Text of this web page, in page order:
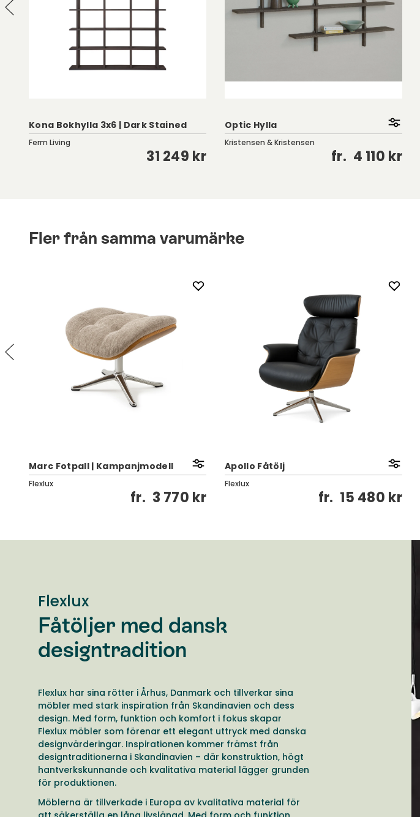
Kona Bokhylla 3x6 | Dark Stained
Ferm Living
31 249 kr
Optic Hylla
Kristensen & Kristensen
fr. 4 110 kr
Fler från samma varumärke
Marc Fotpall | Kampanjmodell
Flexlux
fr. 3 770 kr
Apollo Fåtölj
Flexlux
fr. 15 480 kr
Flexlux
Fåtöljer med dansk
designtradition
Flexlux har sina rötter i Århus, Danmark och tillverkar sina
möbler med stark inspiration från Skandinavien och dess
design. Med form, funktion och komfort i fokus skapar
Flexlux möbler som förenar ett elegant uttryck med danska
designvärderingar. Inspirationen kommer främst från
designtraditionerna i Skandinavien – där konstruktion, högt
hantverkskunnande och kvalitativa material lägger grunden
för produktionen.
Möblerna är tillverkade i Europa av kvalitativa material för